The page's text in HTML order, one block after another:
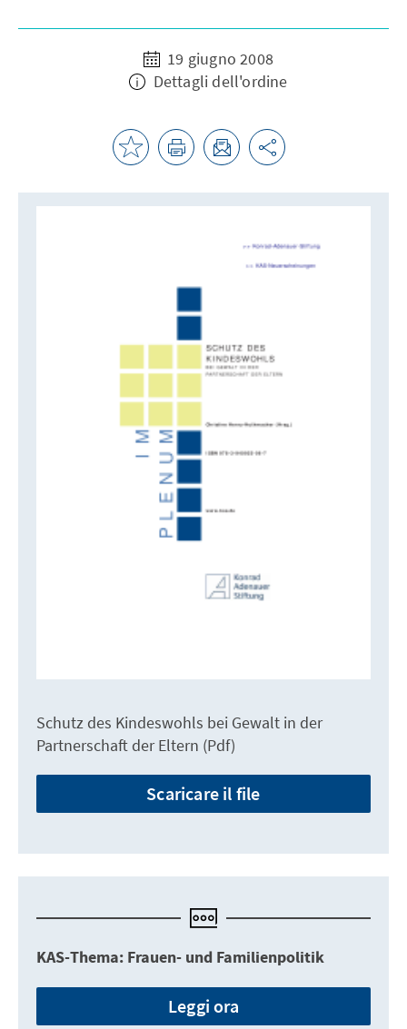
19 giugno 2008
Dettagli dell'ordine
Schutz des Kindeswohls bei Gewalt in der
Partnerschaft der Eltern (Pdf)
Scaricare il file
KAS-Thema: Frauen- und Familienpolitik
Leggi ora